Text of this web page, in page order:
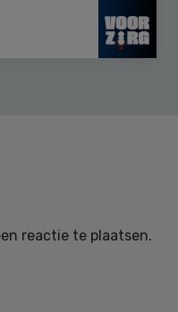
reactie te plaatsen.